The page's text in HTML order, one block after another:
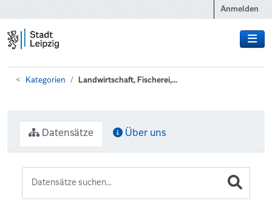
Anmelden
Kategorien Landwirtschaft, Fischerei,...
Datensätze Über uns